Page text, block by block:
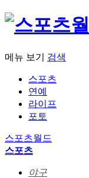
메뉴 보기 검색
스포츠
연예
라이프
포토
스포츠월드
스포츠
야구